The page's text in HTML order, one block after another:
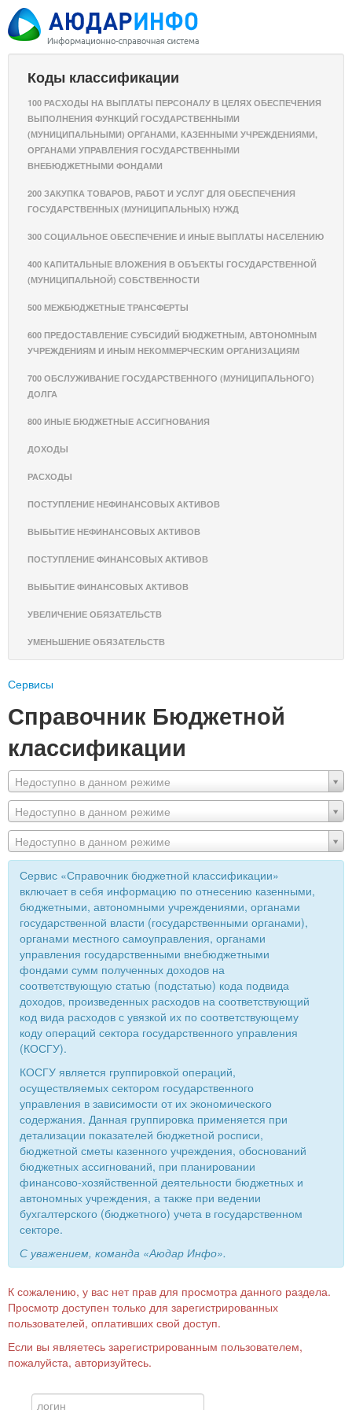
Коды классификации
100 РАСХОДЫ НА ВЫПЛАТЫ ПЕРСОНАЛУ В ЦЕЛЯХ ОБЕСПЕЧЕНИЯ
ВЫПОЛНЕНИЯ ФУНКЦИЙ ГОСУДАРСТВЕННЫМИ
(МУНИЦИПАЛЬНЫМИ) ОРГАНАМИ, КАЗЕННЫМИ УЧРЕЖДЕНИЯМИ,
ОРГАНАМИ УПРАВЛЕНИЯ ГОСУДАРСТВЕННЫМИ
ВНЕБЮДЖЕТНЫМИ ФОНДАМИ
200 ЗАКУПКА ТОВАРОВ, РАБОТ И УСЛУГ ДЛЯ ОБЕСПЕЧЕНИЯ
ГОСУДАРСТВЕННЫХ (МУНИЦИПАЛЬНЫХ) НУЖД
300 СОЦИАЛЬНОЕ ОБЕСПЕЧЕНИЕ И ИНЫЕ ВЫПЛАТЫ НАСЕЛЕНИЮ
400 КАПИТАЛЬНЫЕ ВЛОЖЕНИЯ В ОБЪЕКТЫ ГОСУДАРСТВЕННОЙ
(МУНИЦИПАЛЬНОЙ) СОБСТВЕННОСТИ
500 МЕЖБЮДЖЕТНЫЕ ТРАНСФЕРТЫ
600 ПРЕДОСТАВЛЕНИЕ СУБСИДИЙ БЮДЖЕТНЫМ, АВТОНОМНЫМ
УЧРЕЖДЕНИЯМ И ИНЫМ НЕКОММЕРЧЕСКИМ ОРГАНИЗАЦИЯМ
700 ОБСЛУЖИВАНИЕ ГОСУДАРСТВЕННОГО (МУНИЦИПАЛЬНОГО)
ДОЛГА
800 ИНЫЕ БЮДЖЕТНЫЕ АССИГНОВАНИЯ
ДОХОДЫ
РАСХОДЫ
ПОСТУПЛЕНИЕ НЕФИНАНСОВЫХ АКТИВОВ
ВЫБЫТИЕ НЕФИНАНСОВЫХ АКТИВОВ
ПОСТУПЛЕНИЕ ФИНАНСОВЫХ АКТИВОВ
ВЫБЫТИЕ ФИНАНСОВЫХ АКТИВОВ
УВЕЛИЧЕНИЕ ОБЯЗАТЕЛЬСТВ
УМЕНЬШЕНИЕ ОБЯЗАТЕЛЬСТВ
Сервисы
Справочник Бюджетной
классификации
Недоступно в данном режиме
Недоступно в данном режиме
Недоступно в данном режиме
Сервис «Справочник бюджетной классификации»
включает в себя информацию по отнесению казенными,
бюджетными, автономными учреждениями, органами
государственной власти (государственными органами),
органами местного самоуправления, органами
управления государственными внебюджетными
фондами сумм полученных доходов на
соответствующую статью (подстатью) кода подвида
доходов, произведенных расходов на соответствующий
код вида расходов с увязкой их по соответствующему
коду операций сектора государственного управления
(КОСГУ).
КОСГУ является группировкой операций,
осуществляемых сектором государственного
управления в зависимости от их экономического
содержания. Данная группировка применяется при
детализации показателей бюджетной росписи,
бюджетной сметы казенного учреждения, обоснований
бюджетных ассигнований, при планировании
финансово-хозяйственной деятельности бюджетных и
автономных учреждения, а также при ведении
бухгалтерского (бюджетного) учета в государственном
секторе.
С уважением, команда «Аюдар Инфо».
К сожалению, у вас нет прав для просмотра данного раздела.
Просмотр доступен только для зарегистрированных
пользователей, оплативших свой доступ.
Если вы являетесь зарегистрированным пользователем,
пожалуйста, авторизуйтесь.